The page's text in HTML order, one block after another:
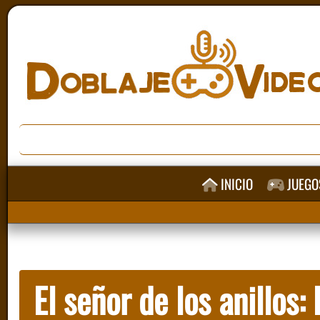
INICIO
El señor de los anillos: